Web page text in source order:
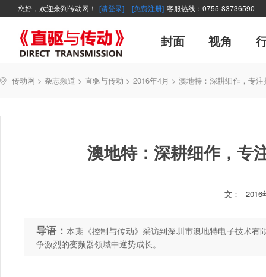
您好，欢迎来到传动网！ [请登录] | [免费注册] 客服热线：0755-83736590
封面
广告
视角
厂商采访
企业活动 展会报道
能效碳索
每月专辑 聚焦 网站
精品 新品
世界方案 控制系统
技术文章
资讯在线 展会信息
直驱与传动
新年寄语 伺服论坛
传动网 > 杂志频道 > 直驱与传动 > 2016年4月 > 澳地特：深耕细作，专
澳地特：深耕细作，专
文： 2016
导语：本期《控制与传动》采访到深圳市澳地特电子技术
争激烈的变频器领域中逆势成长。